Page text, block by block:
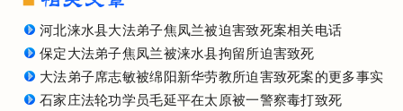
河北涞水县大法弟子焦凤兰被迫害致死案相关电话
保定大法弟子焦凤兰被涞水县拘留所迫害致死
大法弟子席志敏被绵阳新华劳教所迫害致死案的更多事实
石家庄法轮功学员毛延平在太原被一警察毒打致死